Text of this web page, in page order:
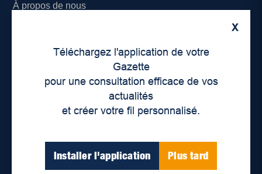
X
Téléchargez l'application de votre
Gazette
pour une consultation efficace de vos
actualités
et créer votre fil personnalisé.
Installer l'application Plus tard
À propos de nous
Lieux de distribution